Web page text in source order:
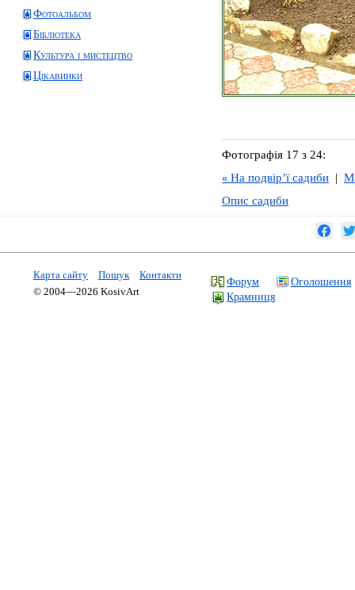
Фотоальбом
Бібліотека
Культура і мистецтво
Цікавинки
Фотографія 17 з 24:
« На подвір’ї садиби |
Опис садиби
Карта сайту Пошук
Контакти
© 2004—2026 KosivArt
Форум
Оголошення
Крамниця